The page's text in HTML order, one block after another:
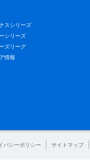
スシリーズ
シリーズ
ズリーグ
情報
バシーポリシー サイトマップ